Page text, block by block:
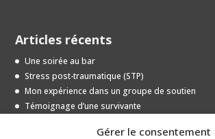
Gérer le consentement
Articles récents
Une soirée au bar
Stress post-traumatique (STP)
Mon expérience dans un groupe de soutien
Témoignage d’une survivante